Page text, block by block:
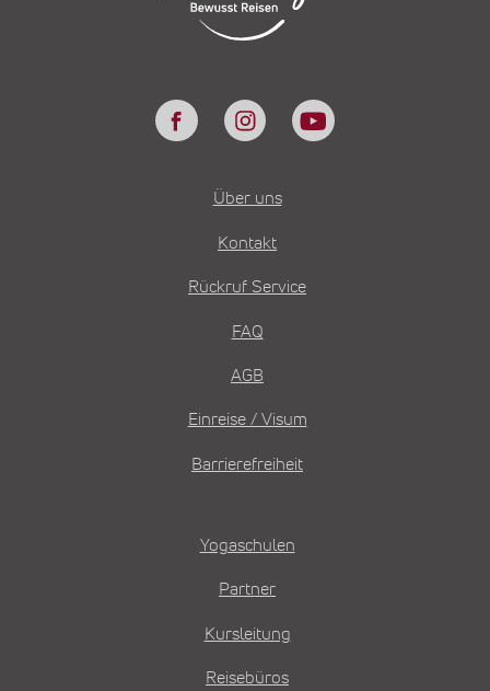
Über uns
Kontakt
Rückruf Service
FAQ
AGB
Einreise / Visum
Barrierefreiheit
Yogaschulen
Partner
Kursleitung
Reisebüros